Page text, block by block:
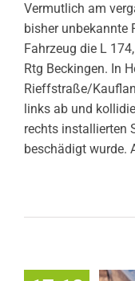
Vermutlich am
bisher unbekannte
Fahrzeug die L
Rtg Beckingen. In
Rieffstraße/
links ab und
rechts installierten
beschädigt wurde.